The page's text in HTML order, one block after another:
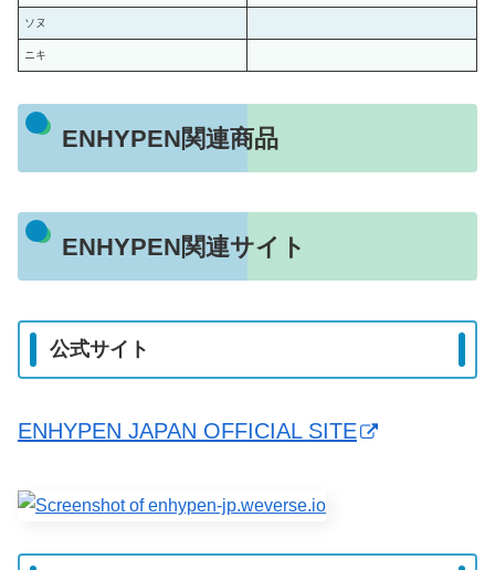
ソヌ
ニキ
ENHYPEN関連商品
ENHYPEN関連サイト
公式サイト
ENHYPEN JAPAN OFFICIAL SITE